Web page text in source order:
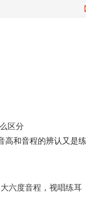
区分
高和音程的辨认又是
大六度音程 ， 视唱练耳